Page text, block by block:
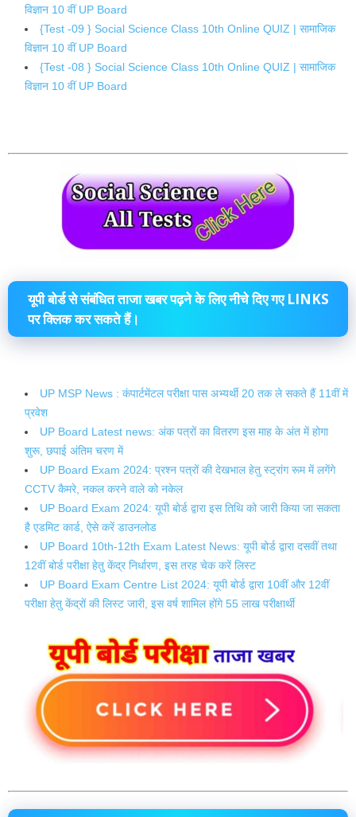
विज्ञान 10 वीं UP Board
{Test -09 } Social Science Class 10th Online QUIZ | सामाजिक
विज्ञान 10 वीं UP Board
{Test -08 } Social Science Class 10th Online QUIZ | सामाजिक
विज्ञान 10 वीं UP Board
यूपी बोर्ड से संबंधित ताजा खबर पढ़ने के लिए नीचे दिए गए LINKS
पर क्लिक कर सकते हैं।
UP MSP News : कंपार्टमेंटल परीक्षा पास अभ्यर्थी 20 तक ले सकते हैं 11वीं में
प्रवेश
UP Board Latest news: अंक पत्रों का वितरण इस माह के अंत में होगा
शुरू, छपाई अंतिम चरण में
UP Board Exam 2024: प्रश्न पत्रों की देखभाल हेतु स्ट्रांग रूम में लगेंगे
CCTV कैमरे, नकल करने वाले को नकेल
UP Board Exam 2024: यूपी बोर्ड द्वारा इस तिथि को जारी किया जा सकता
है एडमिट कार्ड, ऐसे करें डाउनलोड
UP Board 10th-12th Exam Latest News: यूपी बोर्ड द्वारा दसवीं तथा
12वीं बोर्ड परीक्षा हेतु केंद्र निर्धारण, इस तरह चेक करें लिस्ट
UP Board Exam Centre List 2024: यूपी बोर्ड द्वारा 10वीं और 12वीं
परीक्षा हेतु केंद्रों की लिस्ट जारी, इस वर्ष शामिल होंगे 55 लाख परीक्षार्थी